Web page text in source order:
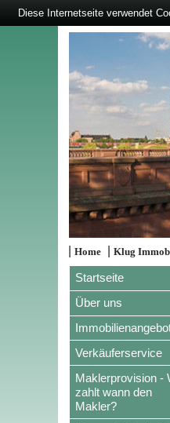
|Home |Klug
Startseite
Über uns
Verkäuferservice
Maklerprovision -
zahlt wann den
Makler?
Diese Internetseite verwendet